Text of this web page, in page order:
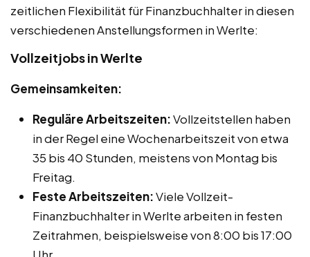
zeitlichen Flexibilität für Finanzbuchhalter in diesen
verschiedenen Anstellungsformen in Werlte:
Vollzeitjobs in Werlte
Gemeinsamkeiten:
Reguläre Arbeitszeiten:Vollzeitstellen haben
in der Regel eine Wochenarbeitszeit von etwa
35 bis 40 Stunden, meistens von Montag bis
Freitag.
Feste Arbeitszeiten:Viele Vollzeit-
Finanzbuchhalter in Werlte arbeiten in festen
Zeitrahmen, beispielsweise von 8:00 bis 17:00